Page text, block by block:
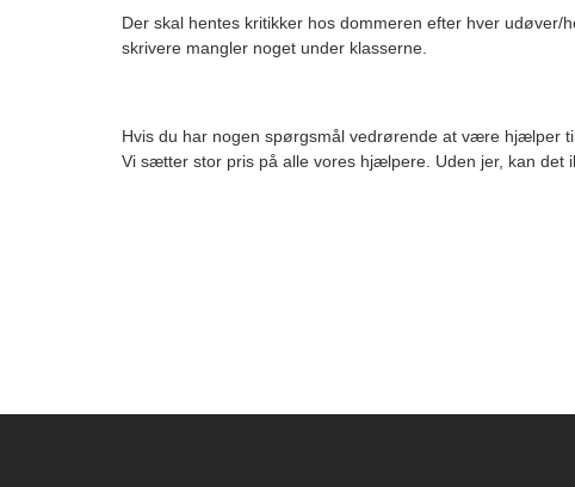
Der skal hentes kritikker hos dommeren efter hver
skrivere mangler noget under klasserne.
Hvis du har nogen spørgsmål vedrørende at være hjælper
Vi sætter stor pris på alle vores hjælpere. Uden jer, kan det